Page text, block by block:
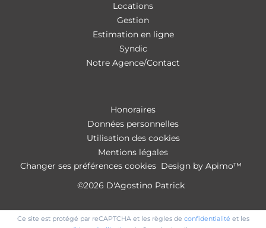
Locations
Gestion
Estimation en ligne
Syndic
Notre Agence/Contact
Honoraires
Données personnelles
Utilisation des cookies
Mentions légales
Changer ses préférences cookies Design by Apimo™
©2026 D'Agostino Patrick
Ce site est protégé par reCAPTCHA et les règles de confidentialité et les